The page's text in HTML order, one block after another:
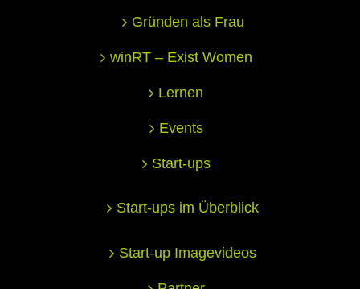
Gründen als Frau
winRT – Exist Women
Lernen
Events
Start-ups
Start-ups im Überblick
Start-up Imagevideos